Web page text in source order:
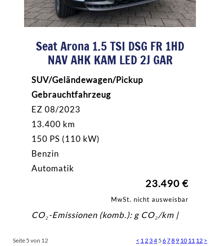
Seat Arona 1.5 TSI DSG FR 1HD
NAV AHK KAM LED 2J GAR
SUV/Geländewagen/Pickup
Gebrauchtfahrzeug
EZ 08/2023
13.400 km
150 PS (110 kW)
Benzin
Automatik
23.490 €
MwSt. nicht ausweisbar
CO₂-Emissionen (komb.): g CO₂/km |
Seite 5 von 12 < 1234 5 678 9 10 11 12 >